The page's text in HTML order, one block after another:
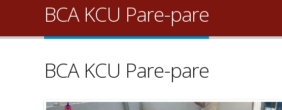
BCA KCU Pare-pare
BCA KCU Pare-pare